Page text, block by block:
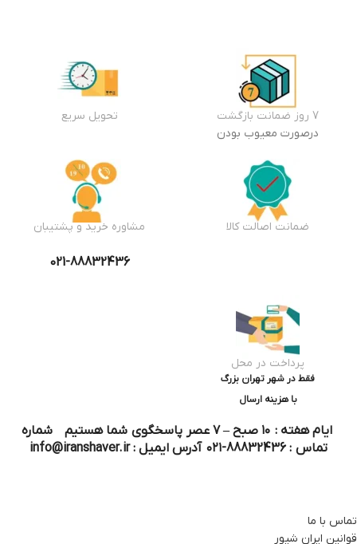
7 روز ضمانت بازگشت
درصورت معیوب بودن
تحویل سریع
ضمانت اصالت کالا مشاوره خرید و پشتیبان
021-88832436
پرداخت در محل
فقط در شهر تهران بزرگ
با هزینه ارسال
ایام هفته : ۱۰ صبح – ۷ عصر پاسخگوی شما هستیم شماره
تماس : 88832436-۰۲۱ آدرس ایمیل : info@iranshaver.ir
تماس با ما
قوانین ایران شیور